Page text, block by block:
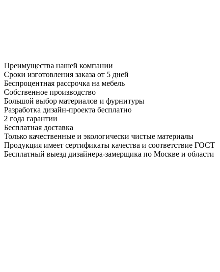
Преимущества нашей компании
Сроки изготовления заказа от 5 дней
Беспроцентная рассрочка на мебель
Собственное производство
Большой выбор материалов и фурнитуры
Разработка дизайн-проекта бесплатно
2 года гарантии
Бесплатная доставка
Только качественные и экологически чистые материалы
Продукция имеет сертификаты качества и соответствие ГОСТ
Бесплатный выезд дизайнера-замерщика по Москве и области